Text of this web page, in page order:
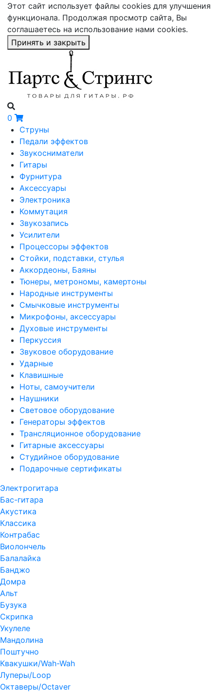
Этот сайт использует файлы cookies для улучшения
функционала. Продолжая просмотр сайта, Вы
соглашаетесь на использование нами cookies.
Принять и закрыть
0
Струны
Педали эффектов
Звукосниматели
Гитары
Фурнитура
Аксессуары
Электроника
Коммутация
Звукозапись
Усилители
Процессоры эффектов
Стойки, подставки, стулья
Аккордеоны, Баяны
Тюнеры, метрономы, камертоны
Народные инструменты
Смычковые инструменты
Микрофоны, аксессуары
Духовые инструменты
Перкуссия
Звуковое оборудование
Ударные
Клавишные
Ноты, самоучители
Наушники
Световое оборудование
Генераторы эффектов
Трансляционное оборудование
Гитарные аксессуары
Студийное оборудование
Подарочные сертификаты
Электрогитара
Бас-гитара
Акустика
Классика
Контрабас
Виолончель
Балалайка
Банджо
Домра
Альт
Бузука
Скрипка
Укулеле
Мандолина
Поштучно
Квакушки/Wah-Wah
Луперы/Loop
Октаверы/Octaver